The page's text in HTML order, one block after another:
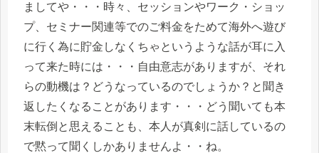
ましてや・・・時々、セッションやワーク・ショッ
プ、セミナー関連等でのご料金をためて海外へ遊び
に行く為に貯金しなくちゃというような話が耳に入
って来た時には・・・自由意志がありますが、それ
らの動機は？どうなっているのでしょうか？と聞き
返したくなることがあります・・・どう聞いても本
末転倒と思えることも、本人が真剣に話しているの
で黙って聞くしかありませんよ・・ね。